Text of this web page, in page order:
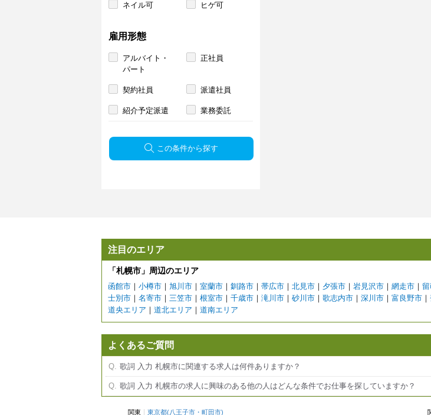
ネイル可 ヒゲ可
雇用形態
アルバイト・
パート
正社員
契約社員 派遣社員
紹介予定派遣 業務委託
この条件から探す
注目のエリア
「札幌市」周辺のエリア
函館市 ｜ 小樽市 ｜ 旭川市 ｜ 室蘭市 ｜ 釧路市 ｜ 帯広市 ｜ 北見市 ｜ 夕張市 ｜ 岩見沢市 ｜ 網走市 ｜
士別市 ｜ 名寄市 ｜ 三笠市 ｜ 根室市 ｜ 千歳市 ｜ 滝川市 ｜ 砂川市 ｜ 歌志内市 ｜ 深川市 ｜ 富良野市 ｜
道央エリア ｜ 道北エリア ｜ 道南エリア
よくあるご質問
歌詞 入力 札幌市に関連する求人は何件ありますか？
歌詞 入力 札幌市の求人に興味のある他の人はどんな条件でお仕事を探していますか？
関東 東京都(八王子市 ・ 町田市)